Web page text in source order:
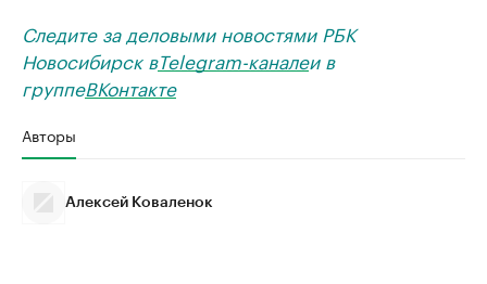
Следите за деловыми новостями РБК
Новосибирск вTelegram-каналеи в
группеВКонтакте
Авторы
Алексей Коваленок